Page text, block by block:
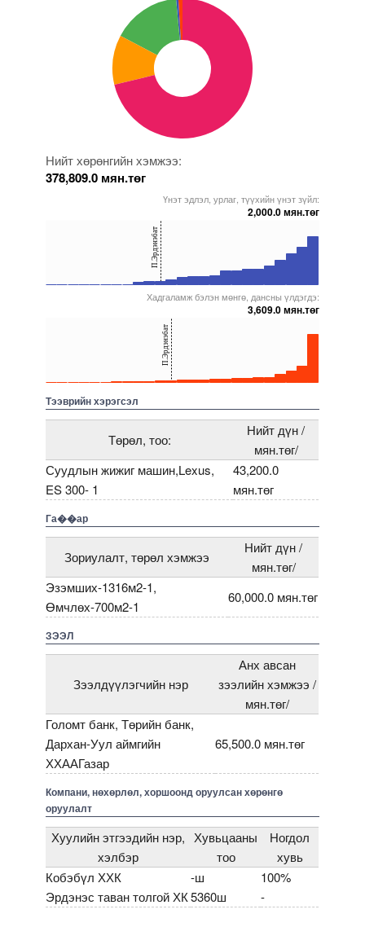
5000000000000005271648500000000000000527179650000000000000052720965000000000000005271817
Нийт хөрөнгийн хэмжээ:
378,809.0 мян.төг
Үнэт эдлэл, урлаг, түүхийн үнэт зүйл:
2,000.0 мян.төг
5000000000000005271851500000000000000527165750000000000000052283705000000000000005271999
П.Эрдэнэбат
Хадгаламж бэлэн мөнгө, дансны үлдэгдэ:
3,609.0 мян.төг
50000000000000052719995000000000000005237262
П.Эрдэнэбат
Тээврийн хэрэгсэл
Төрөл, тоо:
Нийт дүн /
мян.төг/
Суудлын жижиг машин,Lexus,
ES 300- 1
43,200.0
мян.төг
Га��ар
Зориулалт, төрөл хэмжээ
Нийт дүн /
мян.төг/
Эзэмших-1316м2-1,
Өмчлөх-700м2-1
60,000.0 мян.төг
ЗЭЭЛ
Зээлдүүлэгчийн нэр
Анх авсан
зээлийн хэмжээ /
мян.төг/
Голомт банк, Төрийн банк,
Дархан-Уул аймгийн
ХХААГазар
65,500.0 мян.төг
Компани, нөхөрлөл, хоршоонд оруулсан хөрөнгө
оруулалт
Хуулийн этгээдийн нэр,
хэлбэр
Хувьцааны
тоо
Ногдол
хувь
Кобэбүл ХХК
-ш
100%
Эрдэнэс таван толгой ХК5360ш -